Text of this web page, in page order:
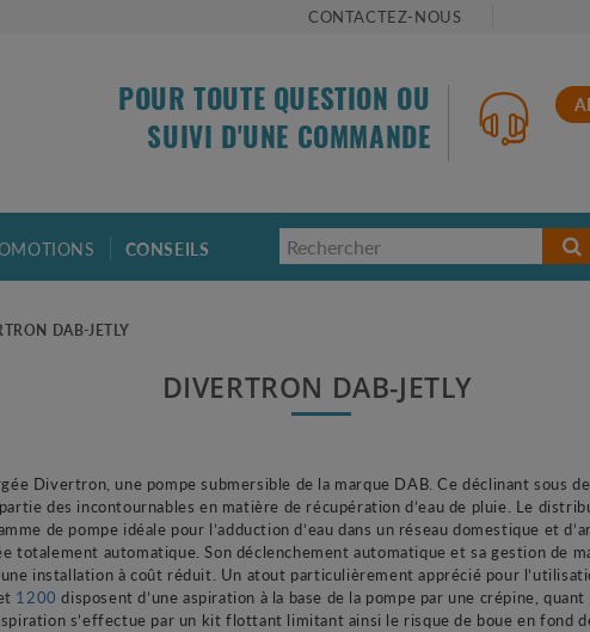
CONTACTEZ-NOUS
POUR TOUTE QUESTION OU
SUIVI D'UNE COMMANDE
CONSEILS
DAB-JETLY
DIVERTRON DAB-JETLY
Divertron, une pompe submersible de la marque DAB. Ce déclinant sous
des incontournables en matière de récupération d’eau de pluie. Le
de pompe idéale pour l’adduction d’eau dans un réseau domestique et
totalement automatique. Son déclenchement automatique et sa gestion de
installation à coût réduit. Un atout particulièrement apprécié pour
1200 disposent d’une aspiration à la base de la pompe par une crépine, quant
s’effectue par un kit flottant limitant ainsi le risque de boue en fond